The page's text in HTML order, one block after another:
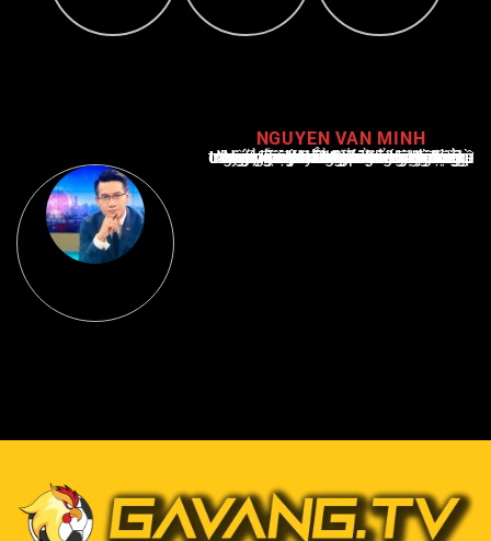
NGUYEN VAN MINH
Nguyễn Văn Minh là một trong những chuyên gia hàng đầu về báo cáo tin tức thể thao tại Việt Nam, với hơn 10 năm hoạt động trong ngành. Ông có kiến thức sâu rộng và kinh nghiệm đáng kể trong việc phân tích và báo cáo về các sự kiện thể thao hàng đầu. Sự hiểu biết sâu sắc của ông về ngành này đã giúp ông xây dựng uy tín và danh tiếng trong cộng đồng báo chí thể thao.